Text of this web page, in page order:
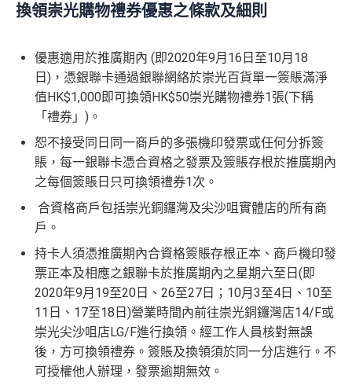
換領崇光購物禮券優惠之條款及細則
優惠適用於推廣期內 (即2020年9月16日至10月18
日)，憑銀聯卡通過銀聯網絡於崇光百貨單一簽賬滿淨
值HK$1,000即可換領HK$50崇光購物禮券1張(下稱
「禮券」)。
恕不接受同日同一商戶的多張機印發票或任何分拆簽
賬，每一銀聯卡憑合資格之發票及簽賬存根於推廣期內
之每個簽賬日只可換領禮券1次。
合資格商戶包括崇光銅鑼灣及尖沙咀實體店的所有商
戶。
持卡人須憑推廣期內合資格簽賬存根正本、商戶機印發
票正本及相應之銀聯卡於推廣期內之星期六至日(即
2020年9月19至20日、26至27日；10月3至4日、10至
11日、17至18日)營業時間內前往崇光銅鑼灣店14/F或
崇光尖沙咀店LG/F進行換領。經工作人員核對無誤
後，方可換領禮券。簽賬及換領須於同一分店進行。不
可授權他人辦理，發票逾期無效。